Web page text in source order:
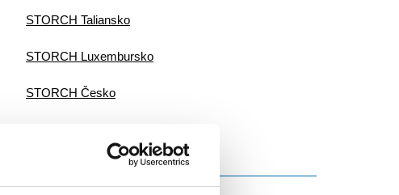
STORCH Taliansko
STORCH Luxembursko
STORCH Česko